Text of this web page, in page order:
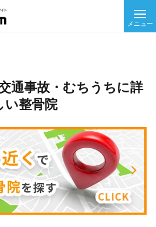
メニュー
通事故・むちうちに詳
い整骨院